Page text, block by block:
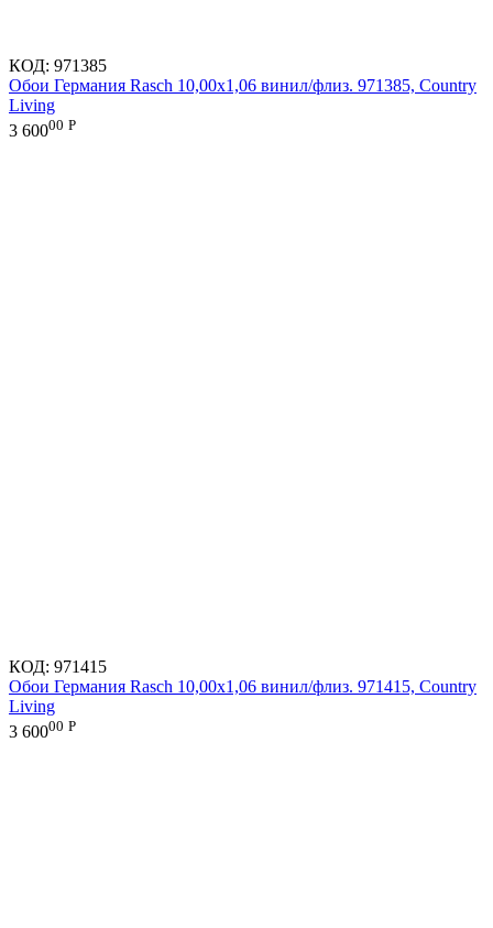
КОД: 971385
Обои Германия Rasch 10,00x1,06 винил/флиз. 971385, Country
Living
3 60000 Р
КОД: 971415
Обои Германия Rasch 10,00x1,06 винил/флиз. 971415, Country
Living
3 60000 Р